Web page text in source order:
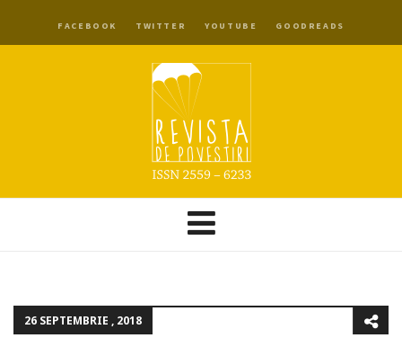
FACEBOOK TWITTER YOUTUBE GOODREADS
26 SEPTEMBRIE , 2018